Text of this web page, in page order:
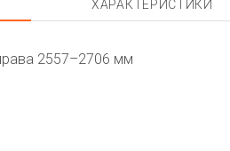
ХАРАКТЕРИСТИКИ
2557–2706 мм